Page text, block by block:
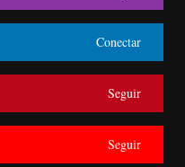
Conectar
Seguir
Seguir